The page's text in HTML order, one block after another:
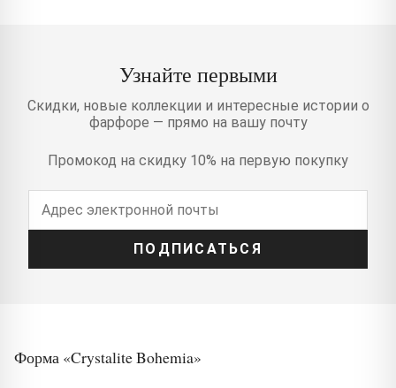
Узнайте первыми
Скидки, новые коллекции и интересные истории о
фарфоре — прямо на вашу почту
Промокод на скидку 10% на первую покупку
ПОДПИСАТЬСЯ
Форма «Crystalite Bohemia»